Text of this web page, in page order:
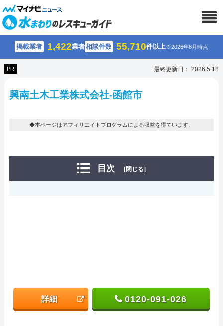
掲載業者 1,422業者相談件数 55,710件以上※2026年8月時点
PR 最終更新日： 2026.5.18
興南土木工業株式会社-函館市
◆本ページはアフィリエイトプログラムによる収益を得ています。
目次 [閉じる]
詳細 0120-091-026